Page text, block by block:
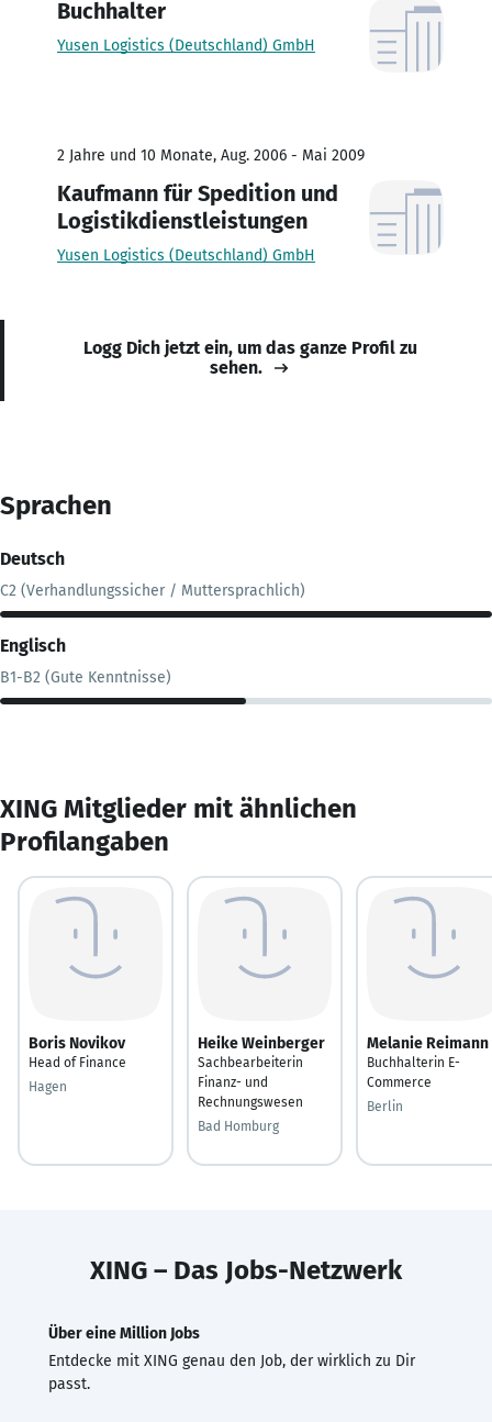
Buchhalter
Yusen Logistics (Deutschland) GmbH
2 Jahre und 10 Monate, Aug. 2006 - Mai 2009
Kaufmann für Spedition und
Logistikdienstleistungen
Yusen Logistics (Deutschland) GmbH
Logg Dich jetzt ein, um das ganze Profil zu
sehen.
Sprachen
Deutsch
C2 (Verhandlungssicher / Muttersprachlich)
Englisch
B1-B2 (Gute Kenntnisse)
XING Mitglieder mit ähnlichen
Profilangaben
Boris Novikov
Head of Finance
Hagen
Heike Weinberger
Sachbearbeiterin
Finanz- und
Rechnungswesen
Bad Homburg
Melanie Reimann
Buchhalterin E-
Commerce
Berlin
XING – Das Jobs-Netzwerk
Über eine Million Jobs
Entdecke mit XING genau den Job, der wirklich zu Dir
passt.